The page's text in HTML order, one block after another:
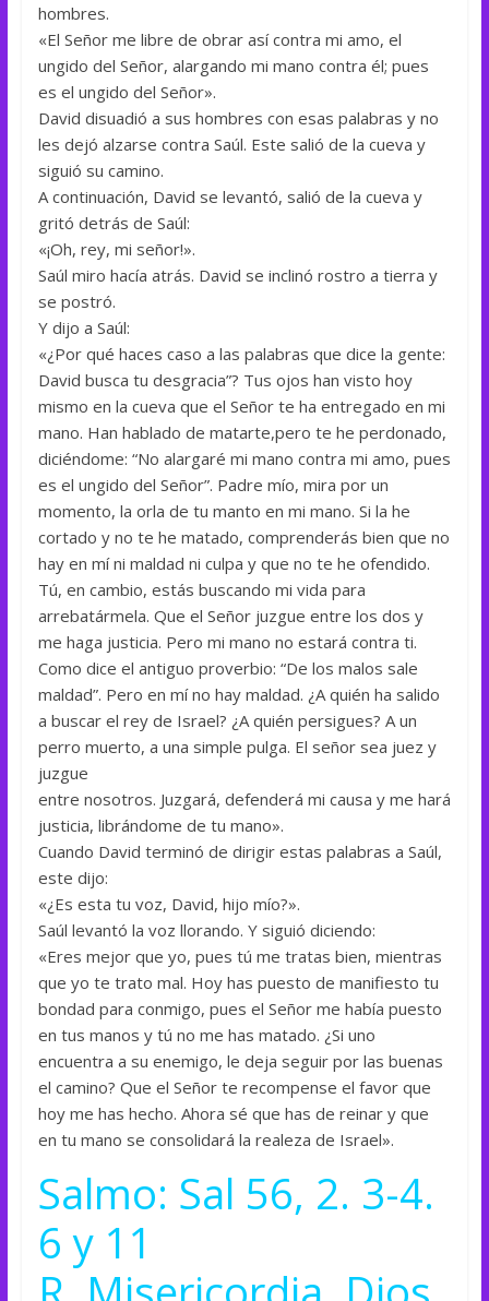
hombres.
«El Señor me libre de obrar así contra mi amo, el
ungido del Señor, alargando mi mano contra él; pues
es el ungido del Señor».
David disuadió a sus hombres con esas palabras y no
les dejó alzarse contra Saúl. Este salió de la cueva y
siguió su camino.
A continuación, David se levantó, salió de la cueva y
gritó detrás de Saúl:
«¡Oh, rey, mi señor!».
Saúl miro hacía atrás. David se inclinó rostro a tierra y
se postró.
Y dijo a Saúl:
«¿Por qué haces caso a las palabras que dice la gente:
David busca tu desgracia”? Tus ojos han visto hoy
mismo en la cueva que el Señor te ha entregado en mi
mano. Han hablado de matarte,pero te he perdonado,
diciéndome: “No alargaré mi mano contra mi amo, pues
es el ungido del Señor”. Padre mío, mira por un
momento, la orla de tu manto en mi mano. Si la he
cortado y no te he matado, comprenderás bien que no
hay en mí ni maldad ni culpa y que no te he ofendido.
Tú, en cambio, estás buscando mi vida para
arrebatármela. Que el Señor juzgue entre los dos y
me haga justicia. Pero mi mano no estará contra ti.
Como dice el antiguo proverbio: “De los malos sale
maldad”. Pero en mí no hay maldad. ¿A quién ha salido
a buscar el rey de Israel? ¿A quién persigues? A un
perro muerto, a una simple pulga. El señor sea juez y
juzgue
entre nosotros. Juzgará, defenderá mi causa y me hará
justicia, librándome de tu mano».
Cuando David terminó de dirigir estas palabras a Saúl,
este dijo:
«¿Es esta tu voz, David, hijo mío?».
Saúl levantó la voz llorando. Y siguió diciendo:
«Eres mejor que yo, pues tú me tratas bien, mientras
que yo te trato mal. Hoy has puesto de manifiesto tu
bondad para conmigo, pues el Señor me había puesto
en tus manos y tú no me has matado. ¿Si uno
encuentra a su enemigo, le deja seguir por las buenas
el camino? Que el Señor te recompense el favor que
hoy me has hecho. Ahora sé que has de reinar y que
en tu mano se consolidará la realeza de Israel».
Salmo: Sal 56, 2. 3-4.
6 y 11